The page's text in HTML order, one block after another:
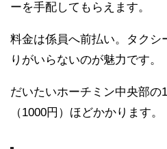
ーを手配してもらえます。
料金は係員へ前払い。タクシ
りがいらないのが魅力です。
だいたいホーチミン中央部の
（1000円）ほどかかります。